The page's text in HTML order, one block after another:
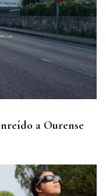
arrastrados por la
a Ourense